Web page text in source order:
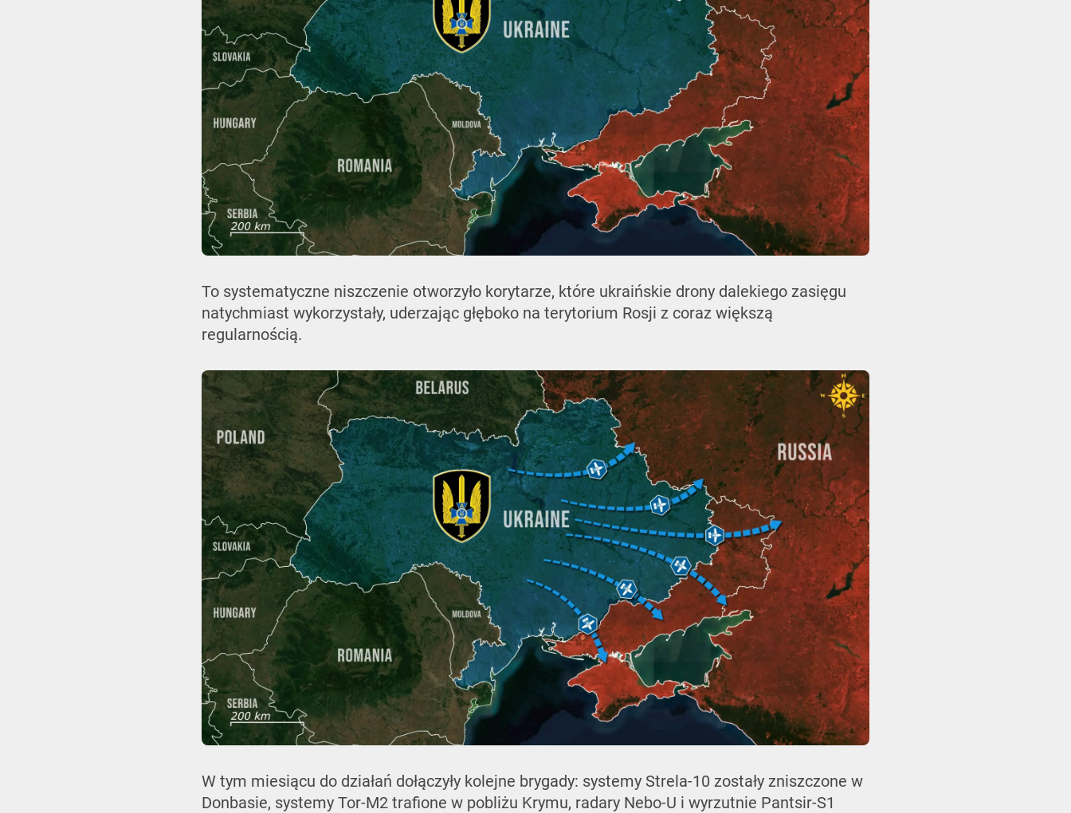
To systematyczne niszczenie otworzyło korytarze, które ukraińskie drony dalekiego zasięgu
natychmiast wykorzystały, uderzając głęboko na terytorium Rosji z coraz większą
regularnością.
W tym miesiącu do działań dołączyły kolejne brygady: systemy Strela-10 zostały zniszczone w
Donbasie, systemy Tor-M2 trafione w pobliżu Krymu, radary Nebo-U i wyrzutnie Pantsir-S1